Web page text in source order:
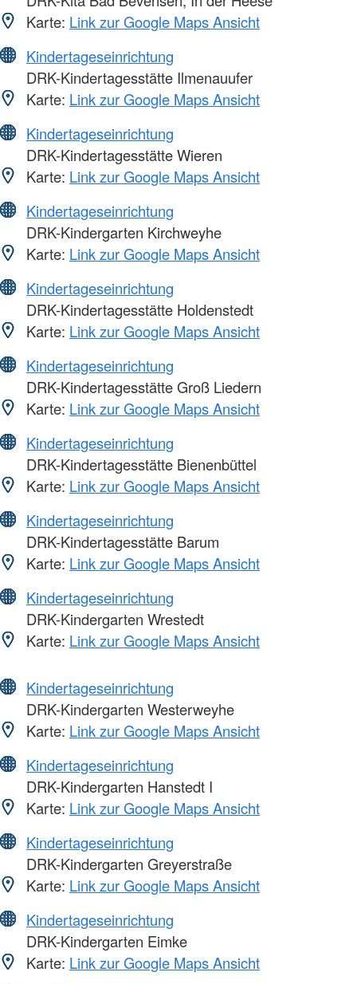
Karte: Link zur Google Maps Ansicht
Kindertageseinrichtung
DRK-Kindertagesstätte Ilmenauufer
Karte: Link zur Google Maps Ansicht
Kindertageseinrichtung
DRK-Kindertagesstätte Wieren
Karte: Link zur Google Maps Ansicht
Kindertageseinrichtung
DRK-Kindergarten Kirchweyhe
Karte: Link zur Google Maps Ansicht
Kindertageseinrichtung
DRK-Kindertagesstätte Holdenstedt
Karte: Link zur Google Maps Ansicht
Kindertageseinrichtung
DRK-Kindertagesstätte Groß Liedern
Karte: Link zur Google Maps Ansicht
Kindertageseinrichtung
DRK-Kindertagesstätte Bienenbüttel
Karte: Link zur Google Maps Ansicht
Kindertageseinrichtung
DRK-Kindertagesstätte Barum
Karte: Link zur Google Maps Ansicht
Kindertageseinrichtung
DRK-Kindergarten Wrestedt
Karte: Link zur Google Maps Ansicht
Kindertageseinrichtung
DRK-Kindergarten Westerweyhe
Karte: Link zur Google Maps Ansicht
Kindertageseinrichtung
DRK-Kindergarten Hanstedt I
Karte: Link zur Google Maps Ansicht
Kindertageseinrichtung
DRK-Kindergarten Greyerstraße
Karte: Link zur Google Maps Ansicht
Kindertageseinrichtung
DRK-Kindergarten Eimke
Karte: Link zur Google Maps Ansicht